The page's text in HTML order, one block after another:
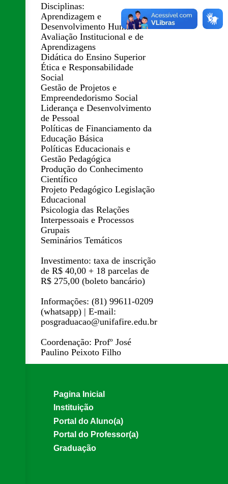
Disciplinas:
Aprendizagem e
Desenvolvimento Humano
Avaliação Institucional e de
Aprendizagens
Didática do Ensino Superior
Ética e Responsabilidade
Social
Gestão de Projetos e
Empreendedorismo Social
Liderança e Desenvolvimento
de Pessoal
Políticas de Financiamento da
Educação Básica
Políticas Educacionais e
Gestão Pedagógica
Produção do Conhecimento
Científico
Projeto Pedagógico Legislação
Educacional
Psicologia das Relações
Interpessoais e Processos
Grupais
Seminários Temáticos
Investimento: taxa de inscrição
de R$ 40,00 + 18 parcelas de
R$ 275,00 (boleto bancário)
Informações: (81) 99611-0209
(whatsapp) | E-mail:
posgraduacao@unifafire.edu.br
Coordenação: Profº José
Paulino Peixoto Filho
Pagina Inicial
Instituição
Portal do Aluno(a)
Portal do Professor(a)
Graduação